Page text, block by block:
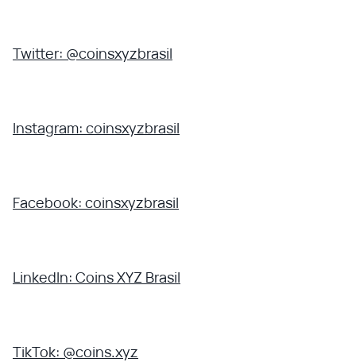
Twitter: @coinsxyzbrasil
Instagram: coinsxyzbrasil
Facebook: coinsxyzbrasil
LinkedIn: Coins XYZ Brasil
TikTok: @coins.xyz